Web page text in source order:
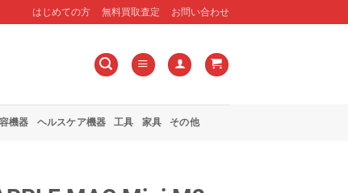
はじめての方 無料買取査定 お問い合わせ
機器 ヘルスケア機器 工具 家具 その他